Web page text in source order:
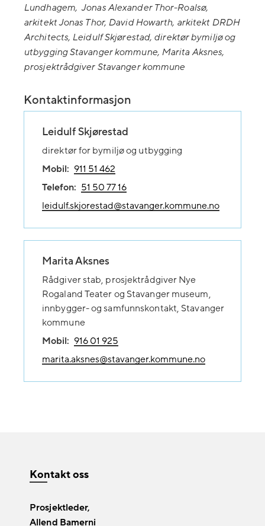
Lundhagem, Jonas Alexander Thor-Roalsø,
arkitekt Jonas Thor, David Howarth, arkitekt DRDH
Architects, Leidulf Skjørestad, direktør bymiljø og
utbygging Stavanger kommune, Marita Aksnes,
prosjektrådgiver Stavanger kommune
Kontaktinformasjon
Leidulf Skjørestad
direktør for bymiljø og utbygging
Mobil: 911 51 462
Telefon: 51 50 77 16
leidulf.skjorestad@stavanger.kommune.no
Marita Aksnes
Rådgiver stab, prosjektrådgiver Nye
Rogaland Teater og Stavanger museum,
innbygger- og samfunnskontakt, Stavanger
kommune
Mobil: 916 01 925
marita.aksnes@stavanger.kommune.no
Kontakt oss
Prosjektleder,
Allend Bamerni